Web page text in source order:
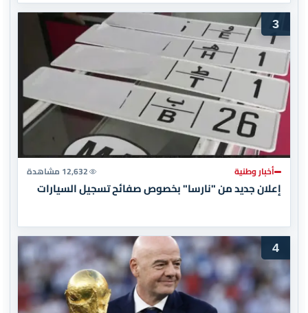
3
أخبار وطنية 12,632 مشاهدة
إعلان جديد من "نارسا" بخصوص صفائح تسجيل السيارات
4